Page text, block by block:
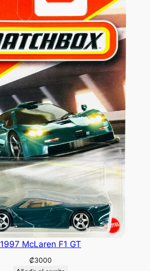
1997 McLaren F1 GT
₡3000